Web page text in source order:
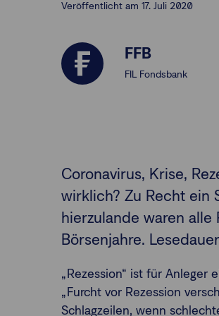
Veröffentlicht am 17. Juli 2020
FFB
FIL Fondsbank
Coronavirus, Krise,
wirklich? Zu Recht ein
hierzulande waren
Börsenjahre.
„Rezession“ ist für Anleger
„Furcht vor Rezession
Schlagzeilen, wenn